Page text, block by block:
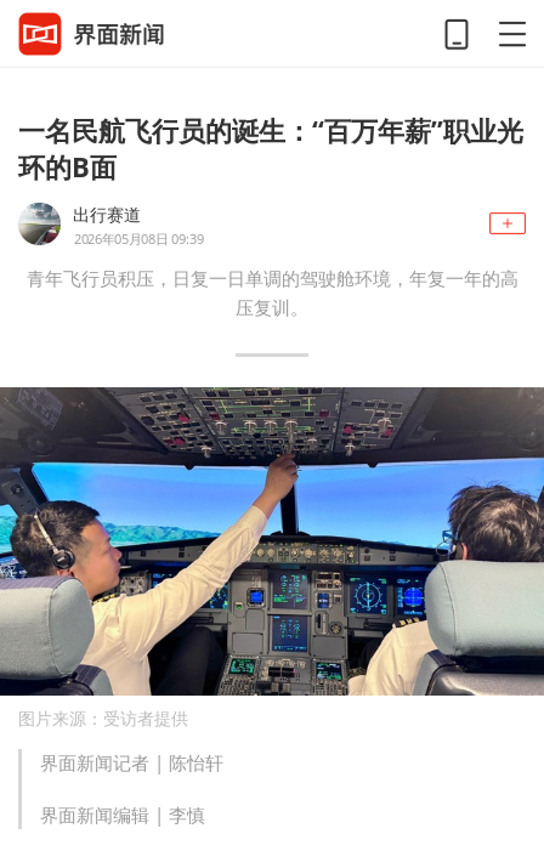
一名民航飞行员的诞生：“百万年薪”职业光
环的B面
出行赛道
2026年05月08日 09:39
青年飞行员积压，日复一日单调的驾驶舱环境，年复一年的高
压复训。
图片来源：受访者提供
界面新闻记者 | 陈怡轩
界面新闻编辑 | 李慎